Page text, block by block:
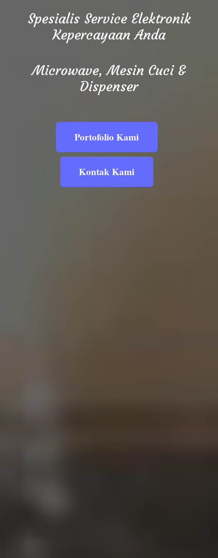
Spesialis Service Elektronik
Kepercayaan Anda
Microwave, Mesin Cuci &
Dispenser
Portofolio Kami
Kontak Kami